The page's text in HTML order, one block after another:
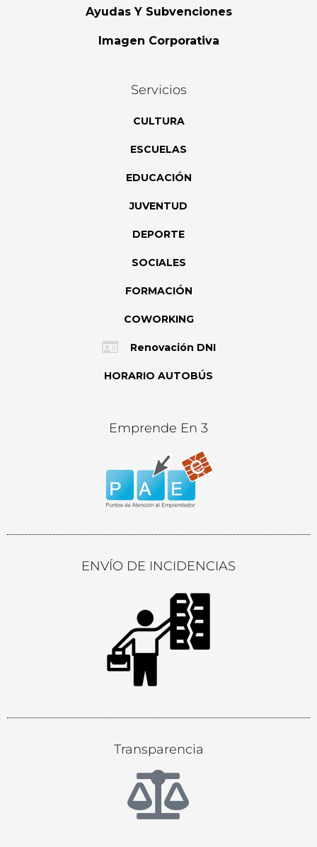
Ayudas Y Subvenciones
Imagen Corporativa
Servicios
CULTURA
ESCUELAS
EDUCACIÓN
JUVENTUD
DEPORTE
SOCIALES
FORMACIÓN
COWORKING
Renovación DNI
HORARIO AUTOBÚS
Emprende En 3
ENVÍO DE INCIDENCIAS
Transparencia